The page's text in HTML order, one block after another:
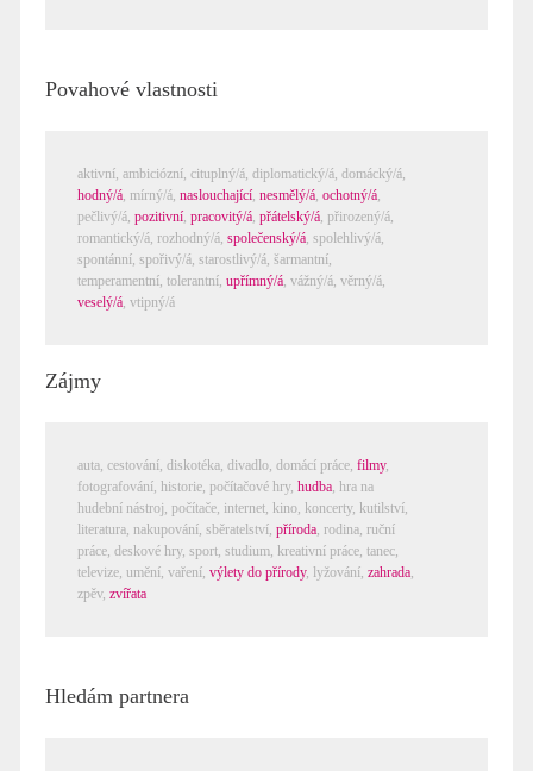
Povahové vlastnosti
aktivní, ambiciózní, cituplný/á, diplomatický/á, domácký/á,
hodný/á, mírný/á, naslouchající, nesmělý/á, ochotný/á,
pečlivý/á, pozitivní, pracovitý/á, přátelský/á, přirozený/á,
romantický/á, rozhodný/á, společenský/á, spolehlivý/á,
spontánní, spořivý/á, starostlivý/á, šarmantní,
temperamentní, tolerantní, upřímný/á, vážný/á, věrný/á,
veselý/á, vtipný/á
Zájmy
auta, cestování, diskotéka, divadlo, domácí práce, filmy,
fotografování, historie, počítačové hry, hudba, hra na
hudební nástroj, počítače, internet, kino, koncerty, kutilství,
literatura, nakupování, sběratelství, příroda, rodina, ruční
práce, deskové hry, sport, studium, kreativní práce, tanec,
televize, umění, vaření, výlety do přírody, lyžování, zahrada,
zpěv, zvířata
Hledám partnera